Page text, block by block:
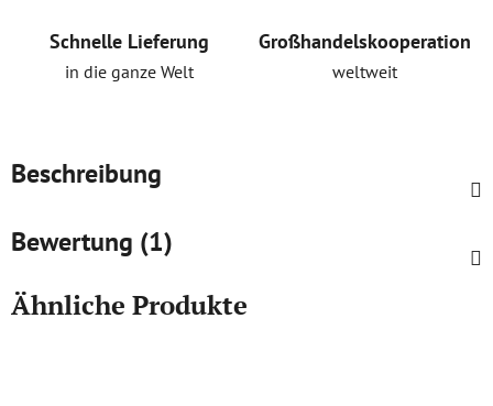
Schnelle Lieferung
in die ganze Welt
Großhandelskooperation
weltweit
Beschreibung
Bewertung (1)
Ähnliche Produkte